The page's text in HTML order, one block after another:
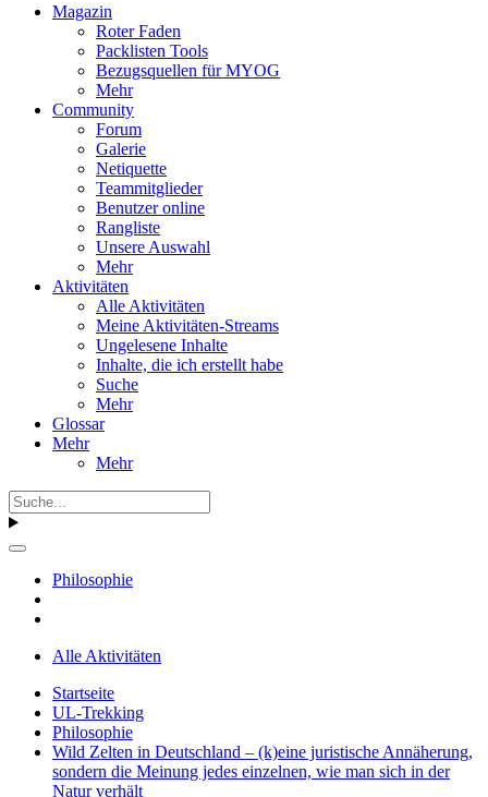
Magazin
Roter Faden
Packlisten Tools
Bezugsquellen für MYOG
Mehr
Community
Forum
Galerie
Netiquette
Teammitglieder
Benutzer online
Rangliste
Unsere Auswahl
Mehr
Aktivitäten
Alle Aktivitäten
Meine Aktivitäten-Streams
Ungelesene Inhalte
Inhalte, die ich erstellt habe
Suche
Mehr
Glossar
Mehr
Mehr
Philosophie
Alle Aktivitäten
Startseite
UL-Trekking
Philosophie
Wild Zelten in Deutschland – (k)eine juristische Annäherung,
sondern die Meinung jedes einzelnen, wie man sich in der
Natur verhält